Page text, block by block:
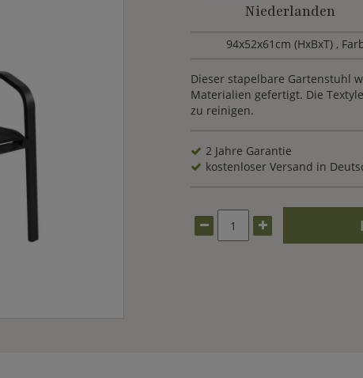
Niederlanden
94x52x61cm (HxBxT) ,
Dieser stapelbare Gartenstuhl
Materialien gefertigt. Die
zu reinigen.
2 Jahre Garantie
kostenloser Versand in